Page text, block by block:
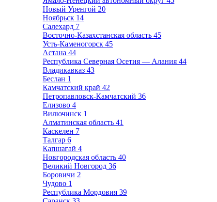
Новый Уренгой 20
Ноябрьск 14
Салехард 7
Восточно-Казахстанская область 45
Усть-Каменогорск 45
Астана 44
Республика Северная Осетия — Алания 44
Владикавказ 43
Беслан 1
Камчатский край 42
Петропавловск-Камчатский 36
Елизово 4
Вилючинск 1
Алматинская область 41
Каскелен 7
Талгар 6
Капшагай 4
Новгородская область 40
Великий Новгород 36
Боровичи 2
Чудово 1
Республика Мордовия 39